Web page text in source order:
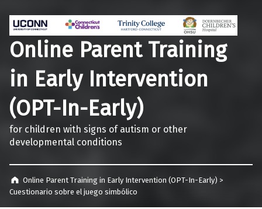
Online Parent Training
in Early Intervention
(OPT-In-Early)
for children with signs of autism or other
developmental conditions
Online Parent Training in Early Intervention (OPT-In-Early) >
Cuestionario sobre el juego simbólico